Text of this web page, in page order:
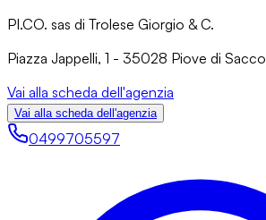
PI.CO. sas di Trolese Giorgio & C.
Piazza Jappelli, 1 - 35028 Piove di Sacco
Vai alla scheda dell'agenzia
Vai alla scheda dell'agenzia
0499705597